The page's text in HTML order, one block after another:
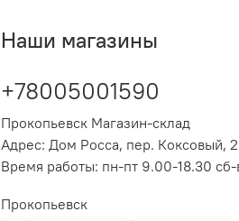
Наши магазины
+78005001590
Прокопьевск Магазин-склад
Адрес: Дом Росса, пер. Коксовый, 2
Время работы: пн-пт 9.00-18.30
Прокопьевск